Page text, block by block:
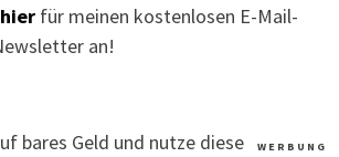
hierfür meinen kostenlosen E-Mail-
an!
W E R B U N G
bares Geld und nutze diese